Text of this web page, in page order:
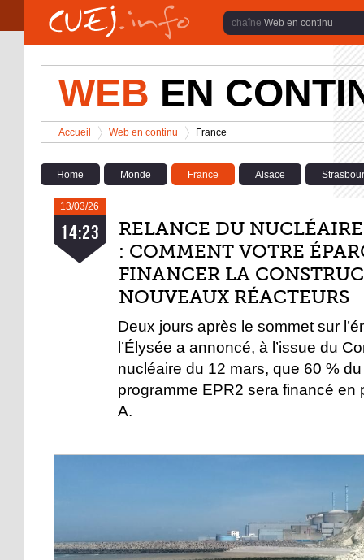
Aller au contenu principal
Web en continu
WEB EN
Vous êtes ici
Accueil
>
Web en continu
>
France
Home Monde France Alsace
À LA UNE
13/03/26
14:23
RELANCE DU
: COMMENT VOTRE
FINANCER LA
NOUVEAUX RÉACTEURS
Deux jours après le sommet sur
l’Élysée a annoncé, à l’issue du
nucléaire du 12 mars, que 60 %
programme EPR2 sera financé en
A.